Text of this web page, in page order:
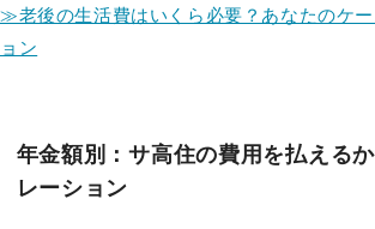
≫老後の生活費はいくら必要？あなたのケ
ョン
年金額別：サ高住の費用を払える
レーション